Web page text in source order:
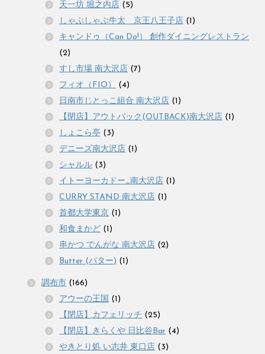
天一坊 堀之内店 (5)
しゃぶしゃぶ牛太 京王八王子店 (1)
キャンドゥ（Can Do!） 創作ダイニングレストラン
(2)
すし市場 南大沢店 (7)
フィオ（FIO）
(4)
日南市じとっこ組合 南大沢店 (1)
【閉店】アウトバック(OUTBACK)南大沢店 (1)
しょこら亭 (3)
デニーズ南大沢店 (1)
シャルル (3)
イトーヨーカドー_南大沢店 (1)
CURRY STAND 南大沢店 (1)
首都大学東京 (1)
和食まかど (1)
串かつ でんがな 南大沢店 (2)
Butter (バター) (1)
調布市 (166)
アウーの王国 (1)
【閉店】カフェリッチ (25)
【閉店】きらくや 日比谷Bar (4)
やきとり処 い志井 東口店 (3)